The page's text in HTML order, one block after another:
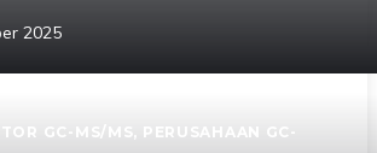
2025
GC-MS/MS
PERUSAHAAN GC-